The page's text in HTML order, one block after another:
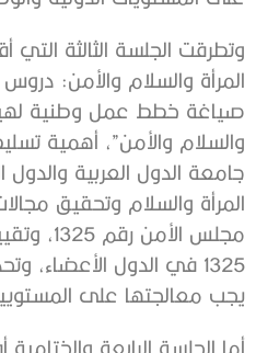
وتطرقت الجلسة الثالثة التي
المرأة والسلام والأمن:
صياغة خطط عمل وطنية
والسلام والأمن”، أهمية
جامعة الدول العربية
المرأة والسلام وتحقيق
مجلس
1325 في الدول الأعضاء،
يجب معالجتها على
أما الجلسة الرابعة